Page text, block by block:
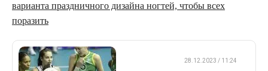
варианта праздничного дизайна ногтей, чтобы всех
поразить
28.12.2023 / 11:24